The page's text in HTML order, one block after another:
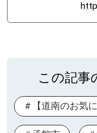
この記事
【道南のお気